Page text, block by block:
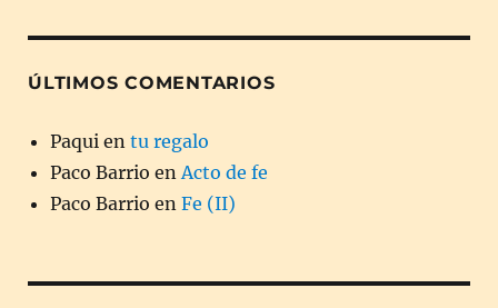
ÚLTIMOS COMENTARIOS
Paqui en tu regalo
Paco Barrio en Acto de fe
Paco Barrio en Fe (II)